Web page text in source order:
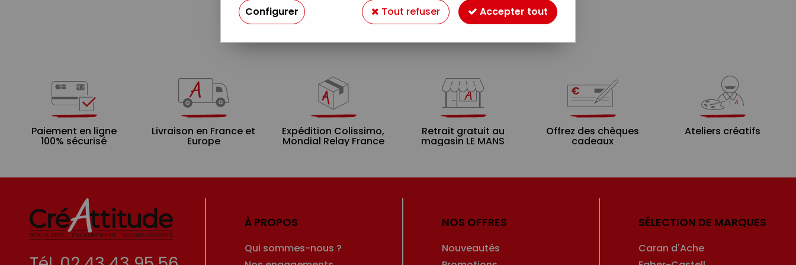
Paiement en ligne
100% sécurisé
Livraison en France et
Europe
Expédition Colissimo,
Mondial Relay France
Retrait gratuit au
magasin LE MANS
Offrez des chèques
cadeaux
Ateliers créatifs
À PROPOS
Qui sommes-nous ?
NOS OFFRES
Nouveautés
SÉLECTION DE MARQUES
Caran d'Ache
Configurer Tout refuser Accepter tout